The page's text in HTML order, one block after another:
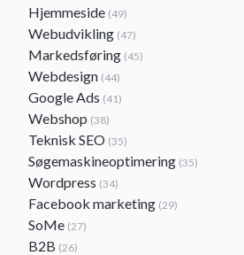
Hjemmeside (49)
Webudvikling (47)
Markedsføring (45)
Webdesign (44)
Google Ads (41)
Webshop (38)
Teknisk SEO (35)
Søgemaskineoptimering (35)
Wordpress (34)
Facebook marketing (29)
SoMe (27)
B2B (26)